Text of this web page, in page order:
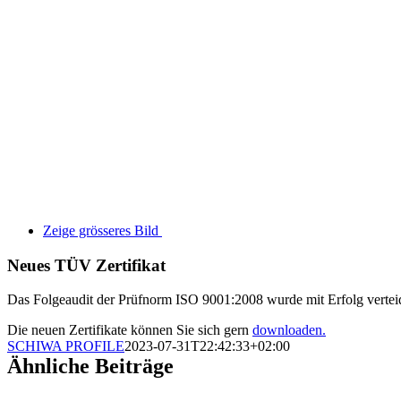
Zeige grösseres Bild
Neues TÜV Zertifikat
Das Folgeaudit der Prüfnorm ISO 9001:2008 wurde mit Erfolg
Die neuen Zertifikate können Sie sich gern downloaden.
SCHIWA PROFILE2023-07-31T22:42:33+02:00
Ähnliche Beiträge